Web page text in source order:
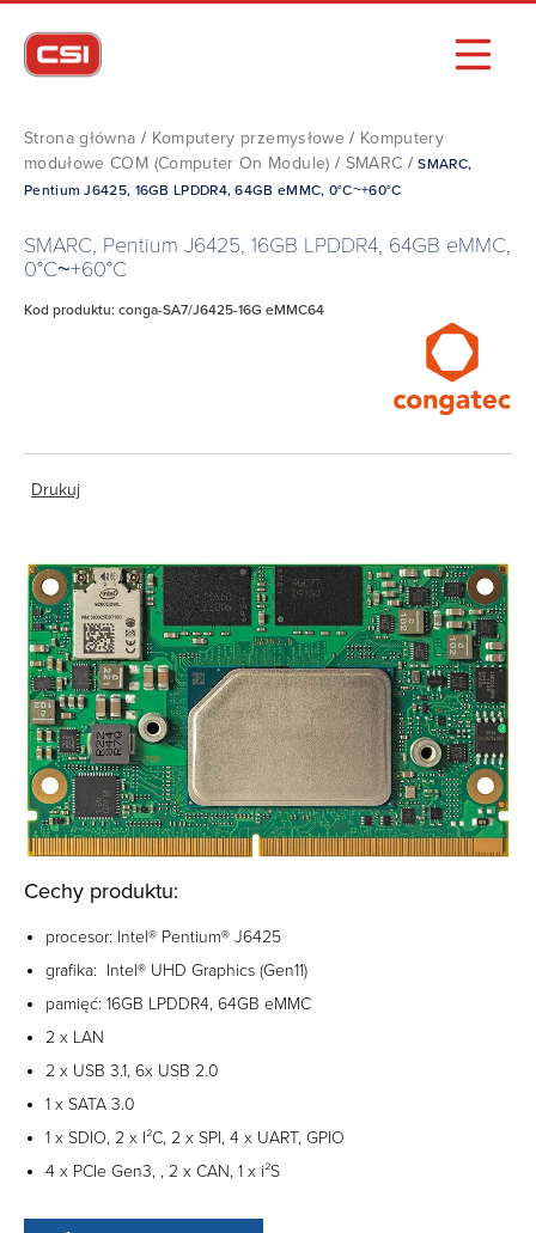
Strona główna / Komputery przemysłowe / Komputery
modułowe COM (Computer On Module) / SMARC /SMARC,
Pentium J6425, 16GB LPDDR4, 64GB eMMC, 0°C~+60°C
SMARC, Pentium J6425, 16GB LPDDR4, 64GB eMMC,
0°C~+60°C
Kod produktu: conga-SA7/J6425-16G eMMC64
Drukuj
Cechy produktu:
procesor: Intel® Pentium® J6425
grafika: Intel® UHD Graphics (Gen11)
pamięć: 16GB LPDDR4, 64GB eMMC
2 x LAN
2 x USB 3.1, 6x USB 2.0
1 x SATA 3.0
1 x SDIO, 2 x I²C, 2 x SPI, 4 x UART, GPIO
4 x PCIe Gen3, , 2 x CAN, 1 x i²S